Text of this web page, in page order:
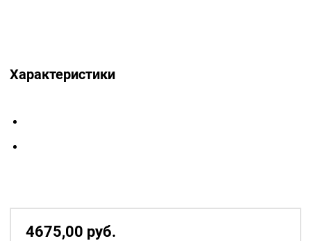
Характеристики
4675,00 руб.